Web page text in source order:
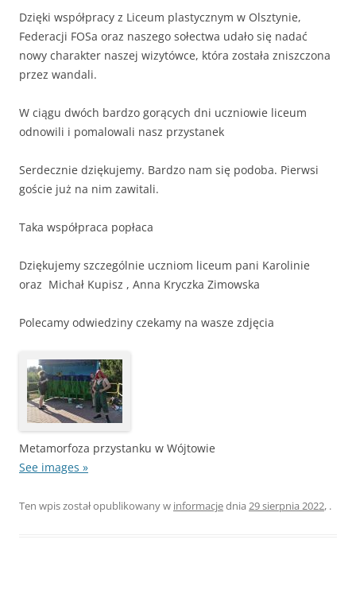
Dzięki współpracy z Liceum plastycznym w Olsztynie,
Federacji FOSa oraz naszego sołectwa udało się nadać
nowy charakter naszej wizytówce, która została zniszczona
przez wandali.
W ciągu dwóch bardzo gorących dni uczniowie liceum
odnowili i pomalowali nasz przystanek
Serdecznie dziękujemy. Bardzo nam się podoba. Pierwsi
goście już na nim zawitali.
Taka współpraca popłaca
Dziękujemy szczególnie uczniom liceum pani Karolinie
oraz Michał Kupisz , Anna Kryczka Zimowska
Polecamy odwiedziny czekamy na wasze zdjęcia
Metamorfoza przystanku w Wójtowie
See images »
Ten wpis został opublikowany w informacjednia 29 sierpnia 2022, .